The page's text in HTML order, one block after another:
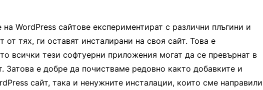
WordPress сайтове експериментират с различни плъгини и
от тях, ги оставят инсталирани на своя сайт. Това е
всички тези софтуерни приложения могат да се превърнат в
Затова е добре да почистваме редовно както добавките и
сайт, така и ненужните инсталации, които сме направили